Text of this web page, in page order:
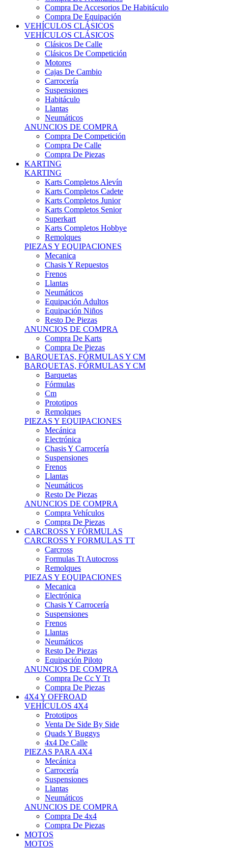
Compra De Equipación
VEHÍCULOS CLÁSICOS
VEHÍCULOS CLÁSICOS
Clásicos De Calle
Clásicos De Competición
Motores
Cajas De Cambio
Carrocería
Suspensiones
Habitáculo
Llantas
Neumáticos
ANUNCIOS DE COMPRA
Compra De Competición
Compra De Calle
Compra De Piezas
KARTING
KARTING
Karts Completos Alevín
Karts Completos Cadete
Karts Completos Junior
Karts Completos Senior
Superkart
Karts Completos Hobbye
Remolques
PIEZAS Y EQUIPACIONES
Mecanica
Chasis Y Repuestos
Frenos
Llantas
Neumáticos
Equipación Adultos
Equipación Niños
Resto De Piezas
ANUNCIOS DE COMPRA
Compra De Karts
Compra De Piezas
BARQUETAS, FÓRMULAS Y CM
BARQUETAS, FÓRMULAS Y CM
Barquetas
Fórmulas
Cm
Prototipos
Remolques
PIEZAS Y EQUIPACIONES
Mecánica
Electrónica
Chasis Y Carrocería
Suspensiones
Frenos
Llantas
Neumáticos
Resto De Piezas
ANUNCIOS DE COMPRA
Compra Vehículos
Compra De Piezas
CARCROSS Y FÓRMULAS
CARCROSS Y FORMULAS TT
Carcross
Formulas Tt Autocross
Remolques
PIEZAS Y EQUIPACIONES
Mecanica
Electrónica
Chasis Y Carrocería
Suspensiones
Frenos
Llantas
Neumáticos
Resto De Piezas
Equipación Piloto
ANUNCIOS DE COMPRA
Compra De Cc Y Tt
Compra De Piezas
4X4 Y OFFROAD
VEHÍCULOS 4X4
Prototipos
Venta De Side By Side
Quads Y Buggys
4x4 De Calle
PIEZAS PARA 4X4
Mecánica
Carrocería
Suspensiones
Llantas
Neumáticos
ANUNCIOS DE COMPRA
Compra De 4x4
Compra De Piezas
MOTOS
MOTOS
Motos De Circuito